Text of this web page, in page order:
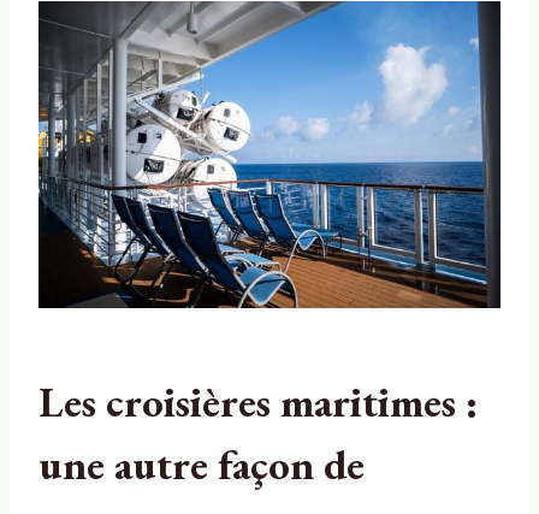
Les croisières maritimes :
une autre façon de